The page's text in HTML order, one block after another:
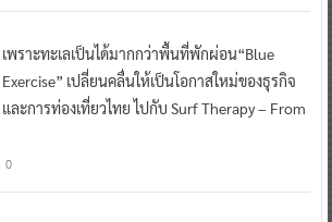
เพราะทะเลเป็นได้มากกว่าพื้นที่พักผ่อน“Blue
Exercise” เปลี่ยนคลื่นให้เป็นโอกาสใหม่ของธุรกิจ
และการท่องเที่ยวไทย ไปกับ Surf Therapy – From
0